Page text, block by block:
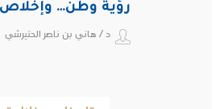
رؤية وطن…
د / هاني بن ناصر الحتيرشي